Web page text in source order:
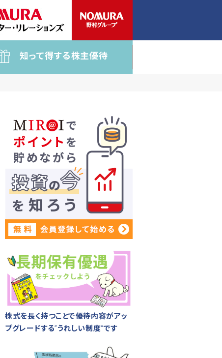
知って得する株主優待
株式を長く持つことで優待内容がアッ
プグレードする“うれしい制度”です